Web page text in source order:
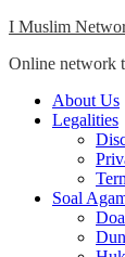
Skip
content
I Muslim
Online network
Close
Menu
About Us
Legalities
Soal
Doa